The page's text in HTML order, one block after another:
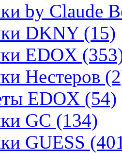
by Claude
DKNY (15)
EDOX
Нестеров
EDOX (54)
GC (134)
GUESS